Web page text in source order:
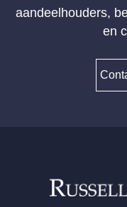
aandeelhouders,
en